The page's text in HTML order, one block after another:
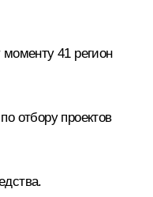
41 регион
отбору проектов